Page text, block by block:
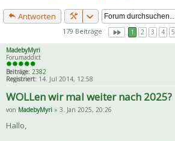
Antworten
179 Beiträge 1 2 3 4 5
MadebyMyri
Forumaddict
Beiträge: 2382
Registriert: 14. Jul 2014, 12:58
WOLLen wir mal weiter nach 2025?
von MadebyMyri » 3. Jan 2025, 20:26
Hallo,